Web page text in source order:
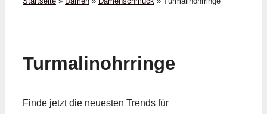
Turmalin­ohrringe
Finde jetzt die neuesten Trends für